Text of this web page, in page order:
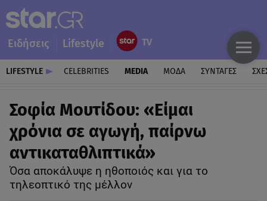
Ειδήσεις Lifestyle
LIFESTYLE CELEBRITIES MEDIA ΜΟΔΑ ΣΥΝΤΑΓΕΣ
Σοφία Μουτίδου: «Είμαι
χρόνια σε αγωγή, παίρνω
αντικαταθλιπτικά»
Όσα αποκάλυψε η ηθοποιός και για το
τηλεοπτικό της μέλλον